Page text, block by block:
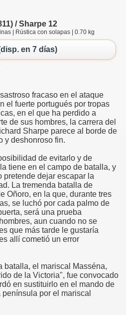
/ Sharpe 12
| Rústica con solapas | 0.70 kg
en 7 días)
fracaso en el ataque
el fuerte portugués por tropas
en el que ha perdido a
de sus hombres, la carrera del
Sharpe parece al borde de
y deshonroso fin.
de evitarlo y de
tiene en el campo de batalla, y
pretende dejar escapar la
La tremenda batalla de
Oñoro, en la que, durante tres
se luchó por cada palmo de
será una prueba
aun cuando no se
que más tarde le gustaría
allí cometió un error
batalla, el mariscal Masséna,
de la Victoria", fue convocado
en sustituirlo en el mando de
por el mariscal